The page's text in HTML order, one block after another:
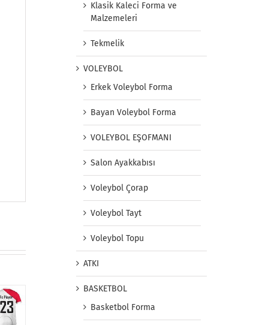
Klasik Kaleci Forma ve
Malzemeleri
Tekmelik
VOLEYBOL
Erkek Voleybol Forma
Bayan Voleybol Forma
VOLEYBOL EŞOFMANI
Salon Ayakkabısı
Voleybol Çorap
Voleybol Tayt
Voleybol Topu
ATKI
BASKETBOL
Basketbol Forma